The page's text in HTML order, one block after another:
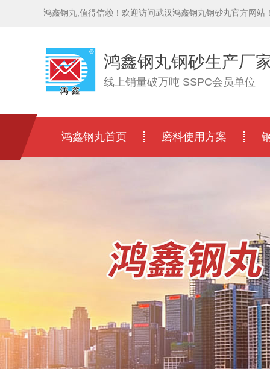
鸿鑫钢丸,值得信赖！欢迎访问武汉鸿鑫钢丸钢砂丸官方网站！
鸿鑫钢丸钢砂生产厂
线上销量破万吨 SSPC会员单位
鸿鑫钢丸首页 磨料使用方案